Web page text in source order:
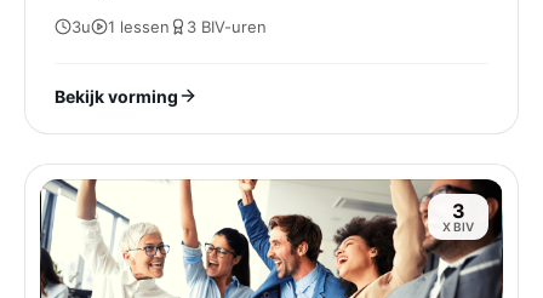
trouwens!!Kenny Rotthier is eerder een
vooral praktisch gericht.Een bezieler
Faril Verbeeck
3u 1 lessen 3 BIV-uren
Bekijk vorming
3
X BIV